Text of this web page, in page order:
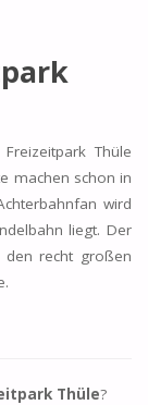
Thüle
machen schon in
wird
liegt. Der
recht großen
Thüle?